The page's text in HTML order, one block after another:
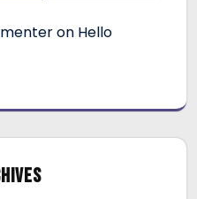
on Hello